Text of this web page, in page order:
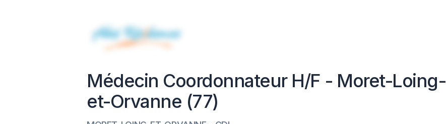
Médecin Coordonnateur H/F - Moret-Loing-
et-Orvanne (77)